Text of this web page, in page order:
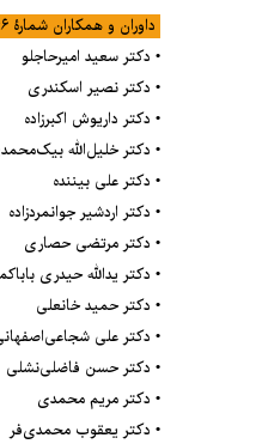
داوران و همکاران شمارۀ ۶:
• دکتر سعید امیرحاجلو
• دکتر نصیر اسکندری
• دکتر داریوش اکبرزاده
• دکتر خلیل‌الله بیک‌محمدی
• دکتر علی بیننده
• دکتر اردشیر جوانمردزاده
• دکتر مرتضی حصاری
• دکتر یدالله حیدری
• دکتر حمید خانعلی
• دکتر علی شجاعی‌اصفهانی
• دکتر حسن فاضلی‌نشلی
• دکتر مریم محمدی
• دکتر یعقوب محمدی‌فر